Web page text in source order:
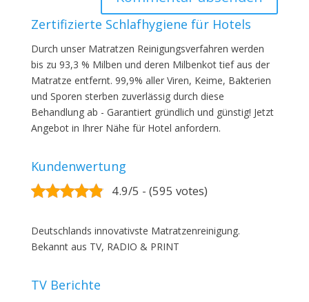
Zertifizierte Schlafhygiene für Hotels
Durch unser Matratzen Reinigungsverfahren werden
bis zu 93,3 % Milben und deren Milbenkot tief aus der
Matratze entfernt. 99,9% aller Viren, Keime, Bakterien
und Sporen sterben zuverlässig durch diese
Behandlung ab - Garantiert gründlich und günstig! Jetzt
Angebot in Ihrer Nähe für Hotel anfordern.
Kundenwertung
4.9/5 - (595 votes)
Deutschlands innovativste Matratzenreinigung.
Bekannt aus TV, RADIO & PRINT
TV Berichte